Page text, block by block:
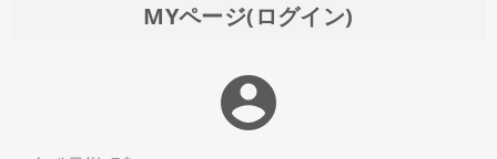
MYページ(ログイン)
account_circle